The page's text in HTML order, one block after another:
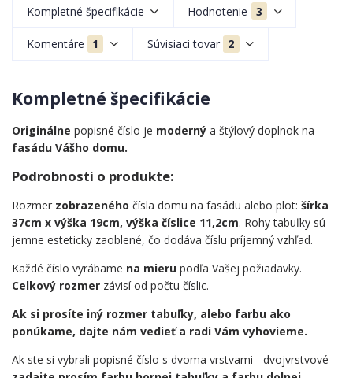
Kompletné špecifikácie Hodnotenie 3
Komentáre 1 Súvisiaci tovar 2
Kompletné špecifikácie
Originálne popisné číslo je moderný a štýlový doplnok na
fasádu Vášho domu.
Podrobnosti o produkte:
Rozmer zobrazeného čísla domu na fasádu alebo plot: šírka
37cm x výška 19cm, výška číslice 11,2cm. Rohy tabuľky sú
jemne esteticky zaoblené, čo dodáva číslu príjemný vzhľad.
Každé číslo vyrábame na mieru podľa Vašej požiadavky.
Celkový rozmer závisí od počtu číslic.
Ak si prosíte iný rozmer tabuľky, alebo farbu ako
ponúkame, dajte nám vedieť a radi Vám vyhovieme.
Ak ste si vybrali popisné číslo s dvoma vrstvami - dvojvrstvové -